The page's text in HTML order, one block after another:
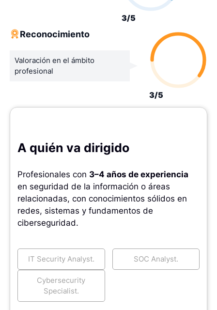
3/5
Reconocimiento
Valoración en el ámbito
profesional
3/5
A quién va dirigido
Profesionales con 3–4 años de experiencia
en seguridad de la información o áreas
relacionadas, con conocimientos sólidos en
redes, sistemas y fundamentos de
ciberseguridad.
IT Security Analyst. SOC Analyst.
Cybersecurity
Specialist.